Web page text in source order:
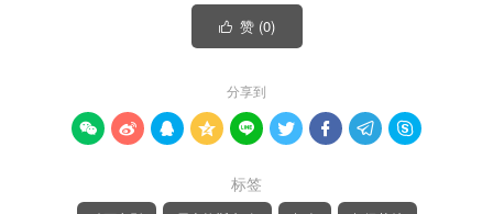
 赞 (0)
分享到
        
标签